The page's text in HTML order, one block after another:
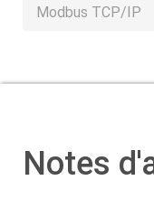
Modbus TCP/IP
Notes